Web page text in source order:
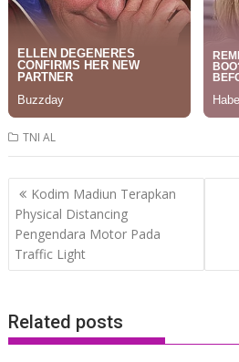
TNI AL
Post
navigation
Kodim Madiun Terapkan
Physical Distancing
Pengendara Motor Pada
Traffic Light
Related posts